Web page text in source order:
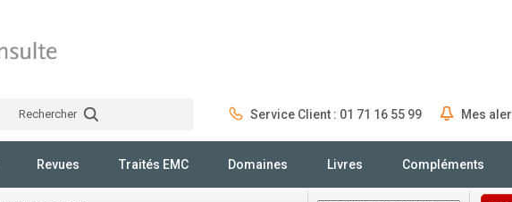
Rechercher Service Client : 01 71 16 55 99 Mes
Revues Traités EMC Domaines Livres Compléments